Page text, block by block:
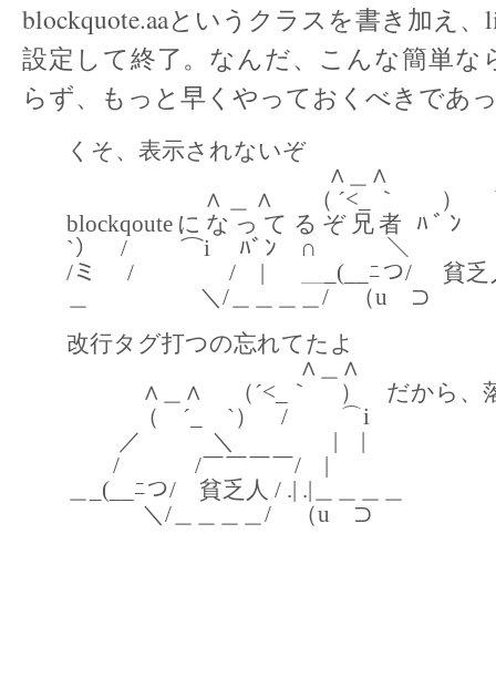
blockquote.aaというクラスを書き加え、
設定して終了。なんだ、こんな簡単な
らず、もっと早くやっておくべきであ
くそ、表示されないぞ
∧＿∧
∧＿∧ （´<_｀ ）
blockqouteになってるぞ兄者 ﾊﾞ
`） / ⌒i ﾊﾞﾝ ∩
/ミ /￣￣￣￣/ | ＿_(__ﾆつ/ 貧乏人
＿ ＼/＿＿＿＿/ （u ⊃
改行タグ打つの忘れてたよ
∧＿∧
∧＿∧ （´<_｀ ） だから、落
（ ´_ゝ`） / ⌒i
／ ＼ | |
/ /￣￣￣￣/ |
＿_(__ﾆつ/ 貧乏人 / .| .|＿＿＿＿
＼/＿＿＿＿/ （u ⊃